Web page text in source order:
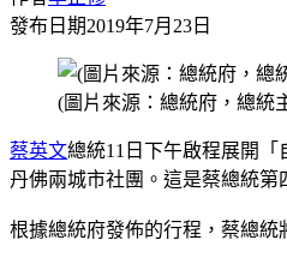
發布日期2019年7月23日
(圖片來源：總統府，總統
蔡英文總統11日下午啟程展開
丹佛兩城市社團。這是蔡總統第
根據總統府發佈的行程，蔡總